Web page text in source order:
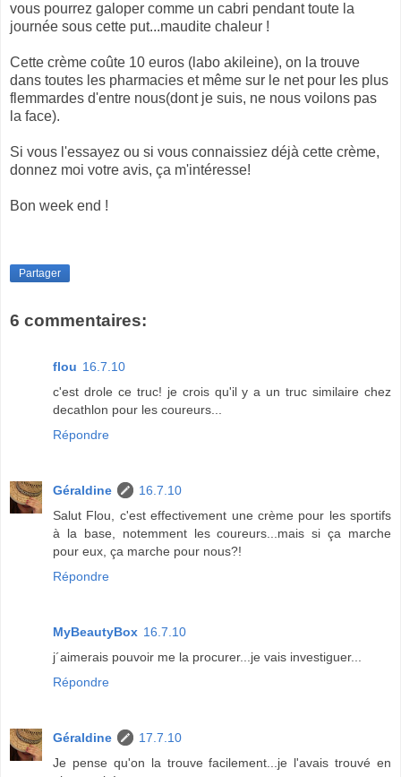
vous pourrez galoper comme un cabri pendant toute la
journée sous cette put...maudite chaleur !
Cette crème coûte 10 euros (labo akileine), on la trouve
dans toutes les pharmacies et même sur le net pour les plus
flemmardes d'entre nous(dont je suis, ne nous voilons pas
la face).
Si vous l'essayez ou si vous connaissiez déjà cette crème,
donnez moi votre avis, ça m'intéresse!
Bon week end !
Partager
6 commentaires:
flou 16.7.10
c'est drole ce truc! je crois qu'il y a un truc similaire chez
decathlon pour les coureurs...
Répondre
Géraldine
16.7.10
Salut Flou, c'est effectivement une crème pour les sportifs
à la base, notemment les coureurs...mais si ça marche
pour eux, ça marche pour nous?!
Répondre
MyBeautyBox 16.7.10
j´aimerais pouvoir me la procurer...je vais investiguer...
Répondre
Géraldine
17.7.10
Je pense qu'on la trouve facilement...je l'avais trouvé en